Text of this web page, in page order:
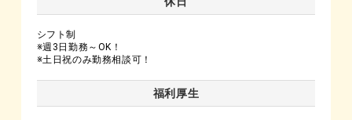
シフト制
※週3日勤務～OK！
※土日祝のみ勤務相談可！
福利厚生